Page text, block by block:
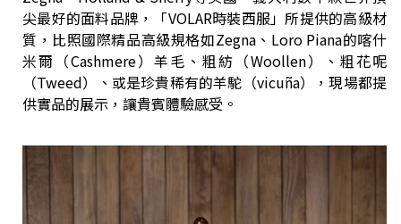
尖最好的面料品牌，「VOLAR時裝西服」所提供的高級材
質，比照國際精品高級規格如Zegna、Loro Piana的喀什
米爾（Cashmere）羊毛、粗紡（Woollen）、粗花呢
（Tweed）、或是珍貴稀有的羊駝（vicuña），現場都提
供實品的展示，讓貴賓體驗感受。